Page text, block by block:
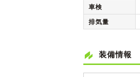
車検
排気量
装備情報